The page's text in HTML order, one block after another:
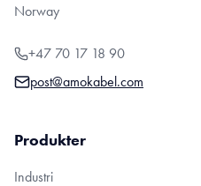
Norway
+47 70 17 18 90
post@amokabel.com
Produkter
Industri